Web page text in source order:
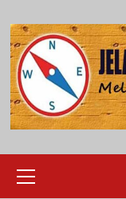
to
content
Menu